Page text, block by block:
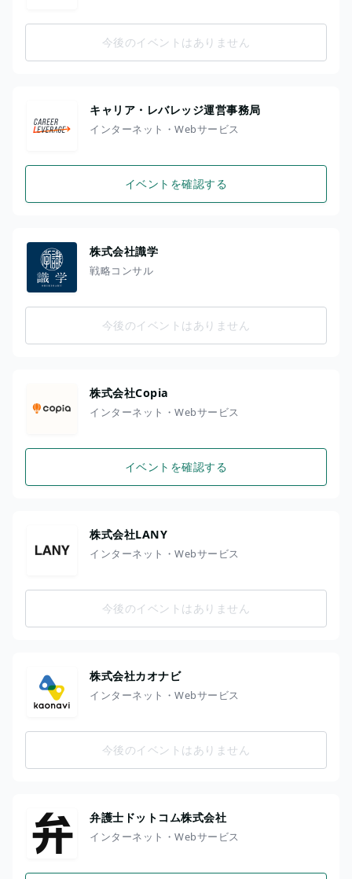
今後のイベントはありません
キャリア・レバレッジ運営事務局
インターネット・Webサービス
イベントを確認する
株式会社識学
戦略コンサル
今後のイベントはありません
株式会社Copia
インターネット・Webサービス
イベントを確認する
株式会社LANY
インターネット・Webサービス
今後のイベントはありません
株式会社カオナビ
インターネット・Webサービス
今後のイベントはありません
弁護士ドットコム株式会社
インターネット・Webサービス